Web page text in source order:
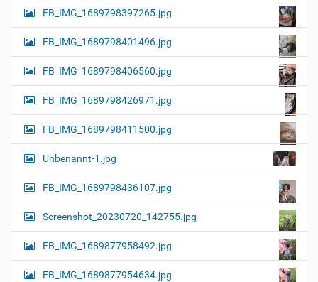
FB_IMG_1689798397265.jpg
FB_IMG_1689798401496.jpg
FB_IMG_1689798406560.jpg
FB_IMG_1689798426971.jpg
FB_IMG_1689798411500.jpg
Unbenannt-1.jpg
FB_IMG_1689798436107.jpg
Screenshot_20230720_142755.jpg
FB_IMG_1689877958492.jpg
FB_IMG_1689877954634.jpg